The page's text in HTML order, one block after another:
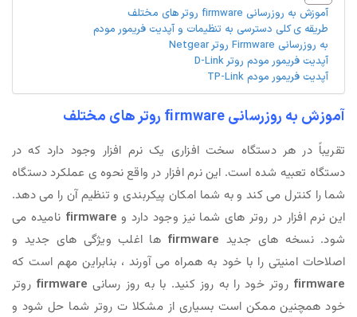
آموزش به روزرسانی firmware روتر های مختلف
طریقه ی کلی دسترسی به تنظیمات و آپدیت فریمور مودم
به روزرسانی Firmware روتر Netgear
آپدیت فریمور مودم روتر D-Link
آپدیت فریمور مودم TP-Link
آموزش به روزرسانی firmware روتر های مختلف
تقریباً در هر دستگاه سخت افزاری یک نرم افزار وجود دارد که در
دستگاه تعبیه شده است. این نرم افزار در واقع نحوه ی عملکرد دستگاه
شما را کنترل می کند و به شما امکان پیکربندی و تنظیم آن را می دهد.
این نرم افزار در روتر های شما نیز وجود دارد و firmware نامیده می
شود. نسخه های جدید firmware ها اغلب ویژگی های جدید و
اصلاحات امنیتی را با خود به همراه می آورند ، بنابراین مهم است که
firmware روتر خود را به روز کنید. با به روز رسانی firmware روتر
خود همچنین ممکن است بسیاری از مشکلا ت روتر شما حل شود و